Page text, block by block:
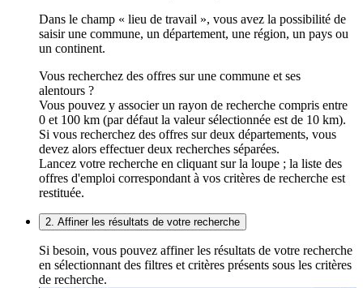
Dans le champ « lieu de travail », vous avez la possibilité de
saisir une commune, un département, une région, un pays ou
un continent.
Vous recherchez des offres sur une commune et ses
alentours ?
Vous pouvez y associer un rayon de recherche compris entre
0 et 100 km (par défaut la valeur sélectionnée est de 10 km).
Si vous recherchez des offres sur deux départements, vous
devez alors effectuer deux recherches séparées.
Lancez votre recherche en cliquant sur la loupe ; la liste des
offres d'emploi correspondant à vos critères de recherche est
restituée.
2. Affiner les résultats de votre recherche
Si besoin, vous pouvez affiner les résultats de votre recherche
en sélectionnant des filtres et critères présents sous les critères
de recherche.